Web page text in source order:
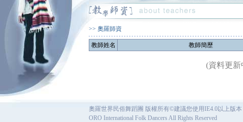
>> 奧羅師資
教師姓名 教師簡歷
(資料更新
奧羅世界民俗舞蹈團 版權所有©建議您使用IE4.0以上版本
ORO International Folk Dancers All Rights Reserved